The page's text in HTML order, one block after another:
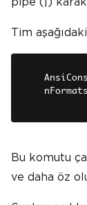
Tim
Bu komutu
ve daha öz